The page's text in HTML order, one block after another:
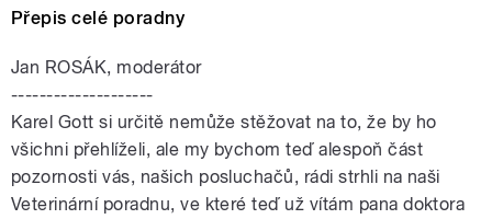
Přepis celé poradny
Jan ROSÁK, moderátor
--------------------
Karel Gott si určitě nemůže stěžovat na to, že by ho
všichni přehlíželi, ale my bychom teď alespoň část
pozornosti vás, našich posluchačů, rádi strhli na naši
Veterinární poradnu, ve které teď už vítám pana doktora